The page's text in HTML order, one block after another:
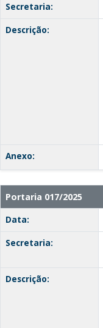
Secretaria:
Descrição:
Anexo:
Portaria 017/2025
Data:
Secretaria:
Descrição: